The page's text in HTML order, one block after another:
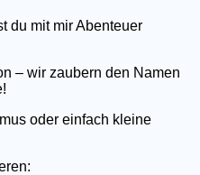
du mit mir Abenteuer
– wir zaubern den Namen
oder einfach kleine